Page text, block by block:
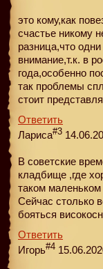
это кому,как
счастье никому
разница,что
внимание,т.к. в
года,особенно
так проблемы
стоит
Ответить
Лариса#3
В советские
кладбище ,где
таком маленьком
Сейчас столько
бояться
Ответить
Игорь#4